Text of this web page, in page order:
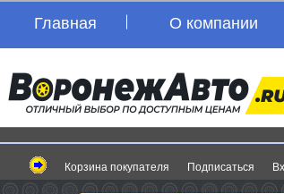
Главная О компании
Корзина покупателя Подписаться